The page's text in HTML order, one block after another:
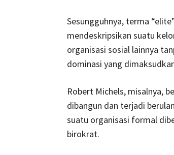
Sesungguhnya, terma
mendeskripsikan suatu
organisasi sosial lainnya
dominasi yang
Robert Michels, misalnya,
dibangun dan terjadi
suatu organisasi formal
birokrat.